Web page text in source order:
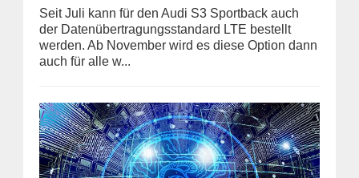
Seit Juli kann für den Audi S3 Sportback auch
der Datenübertragungsstandard LTE bestellt
werden. Ab November wird es diese Option dann
auch für alle w...